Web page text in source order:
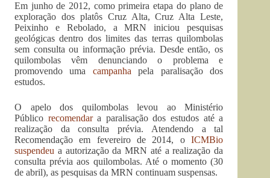
Em junho de 2012, como primeira etapa do plano de
exploração dos platôs Cruz Alta, Cruz Alta Leste,
Peixinho e Rebolado, a MRN iniciou pesquisas
geológicas dentro dos limites das terras quilombolas
sem consulta ou informação prévia. Desde então, os
quilombolas vêm denunciando o problema e
promovendo uma campanha pela paralisação dos
estudos.
O apelo dos quilombolas levou ao Ministério
Público recomendara paralisação dos estudos até a
realização da consulta prévia. Atendendo a tal
Recomendação em fevereiro de 2014, oICMBio
suspendeu a autorização da MRN até a realização da
consulta prévia aos quilombolas. Até o momento (30
de abril), as pesquisas da MRN continuam suspensas.